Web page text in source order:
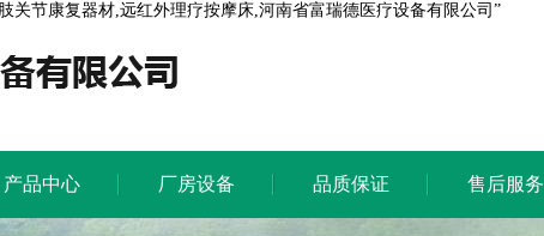
节康复器材,远红外理疗按摩床,河南省富瑞德医疗设备有限公司”
产品中心 厂房设备 品质保证 售后服务